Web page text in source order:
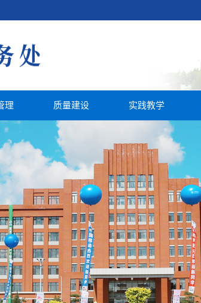
理 质量建设 实践教学